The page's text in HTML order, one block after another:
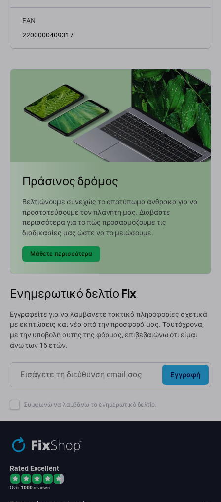
EAN
2200000409317
Πράσινος δρόμος
Βελτιώνουμε συνεχώς το αποτύπωμα άνθρακα για να
προστατεύσουμε τον πλανήτη μας. Διαβάστε
περισσότερα για το πώς προσαρμόζουμε τις
διαδικασίες μας ώστε να το μειώσουμε.
Μάθετε περισσότερα
Ενημερωτικό δελτίο Fix
Εγγραφείτε για να λαμβάνετε τακτικά πληροφορίες σχετικά
με εκπτώσεις και νέα από την προσφορά μας. Ταυτόχρονα,
με την υποβολή αυτής της φόρμας, επιβεβαιώνω ότι είμαι
άνω των 16 ετών.
Εγγραφή
Συμφωνώ να λαμβάνω το ενημερωτικό δελτίο.
Rated Excellent
Over1000reviews